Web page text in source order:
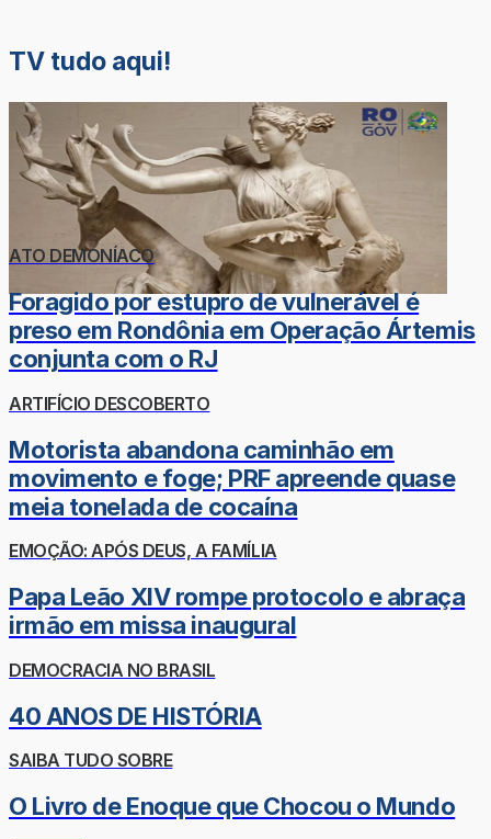
TV tudo aqui!
ATO DEMONÍACO
Foragido por estupro de vulnerável é
preso em Rondônia em Operação Ártemis
conjunta com o RJ
ARTIFÍCIO DESCOBERTO
Motorista abandona caminhão em
movimento e foge; PRF apreende quase
meia tonelada de cocaína
EMOÇÃO: APÓS DEUS, A FAMÍLIA
Papa Leão XIV rompe protocolo e abraça
irmão em missa inaugural
DEMOCRACIA NO BRASIL
40 ANOS DE HISTÓRIA
SAIBA TUDO SOBRE
O Livro de Enoque que Chocou o Mundo